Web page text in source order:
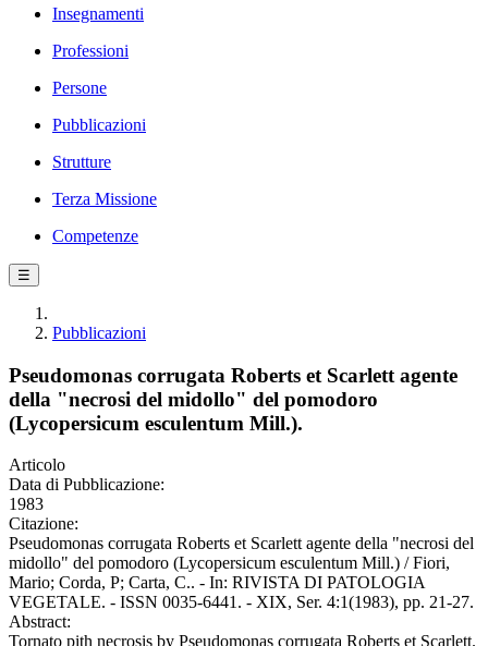
Insegnamenti
Professioni
Persone
Pubblicazioni
Strutture
Terza Missione
Competenze
☰
Pubblicazioni
Pseudomonas corrugata Roberts et Scarlett agente
della "necrosi del midollo" del pomodoro
(Lycopersicum esculentum Mill.).
Articolo
Data di Pubblicazione:
1983
Citazione:
Pseudomonas corrugata Roberts et Scarlett agente della "necrosi del
midollo" del pomodoro (Lycopersicum esculentum Mill.) / Fiori,
Mario; Corda, P; Carta, C.. - In: RIVISTA DI PATOLOGIA
VEGETALE. - ISSN 0035-6441. - XIX, Ser. 4:1(1983), pp. 21-27.
Abstract:
Tornato pith necrosis by Pseudomonas corrugata Roberts et Scarlett.